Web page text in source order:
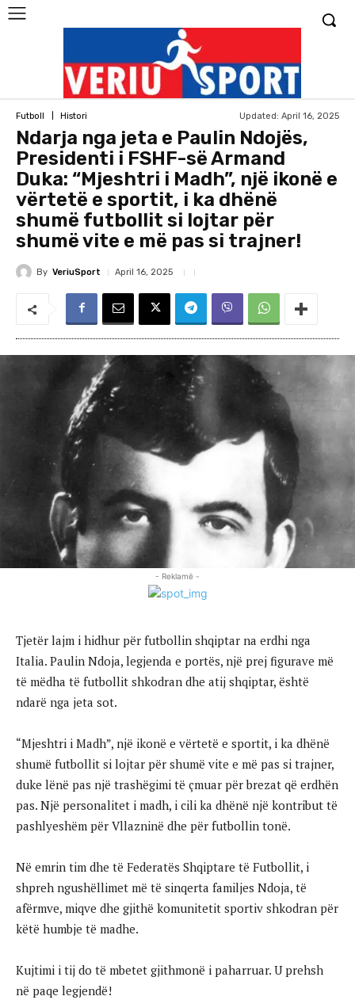
Futboll Histori Updated: April 16, 2025
Ndarja nga jeta e Paulin Ndojës,
Presidenti i FSHF-së Armand
Duka: “Mjeshtri i Madh”, një ikonë e
vërtetë e sportit, i ka dhënë
shumë futbollit si lojtar për
shumë vite e më pas si trajner!
By VeriuSport April 16, 2025
- Reklamë -
Tjetër lajm i hidhur për futbollin shqiptar na erdhi nga
Italia. Paulin Ndoja, legjenda e portës, një prej figurave më
të mëdha të futbollit shkodran dhe atij shqiptar, është
ndarë nga jeta sot.
“Mjeshtri i Madh”, një ikonë e vërtetë e sportit, i ka dhënë
shumë futbollit si lojtar për shumë vite e më pas si trajner,
duke lënë pas një trashëgimi të çmuar për brezat që erdhën
pas. Një personalitet i madh, i cili ka dhënë një kontribut të
pashlyeshëm për Vllazninë dhe për futbollin tonë.
Në emrin tim dhe të Federatës Shqiptare të Futbollit, i
shpreh ngushëllimet më të sinqerta familjes Ndoja, të
afërmve, miqve dhe gjithë komunitetit sportiv shkodran për
këtë humbje të madhe.
Kujtimi i tij do të mbetet gjithmonë i paharruar. U prehsh
në paqe legjendë!